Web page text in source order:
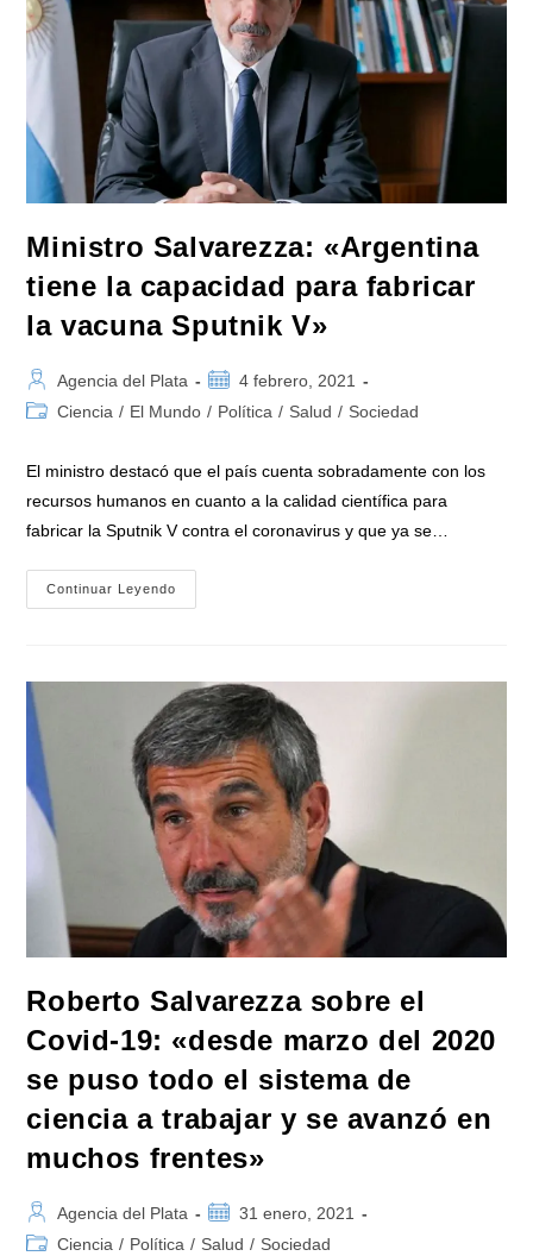
Otorgamiento
De
12
Mil
Becas
Postdoctorales»
Ministro Salvarezza: «Argentina
tiene la capacidad para fabricar
la vacuna Sputnik V»
Autor
de
Agencia del Plata
Publicación
de
4 febrero, 2021
Categoría
Ciencia / El Mundo / Política / Salud / Sociedad
El ministro destacó que el país cuenta sobradamente con los
recursos humanos en cuanto a la calidad científica para
fabricar la Sputnik V contra el coronavirus y que ya se…
Continuar Leyendo
Salvarezza:
Para
Fabricar
La
Vacuna
Sputnik
V»
Roberto Salvarezza sobre el
Covid-19: «desde marzo del 2020
se puso todo el sistema de
ciencia a trabajar y se avanzó en
muchos frentes»
Autor
de
Agencia del Plata
Publicación
de
31 enero, 2021
Categoría
Ciencia / Política / Salud / Sociedad